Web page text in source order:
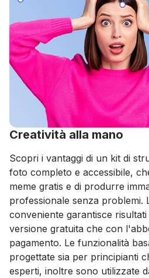
Creatività alla mano
⁠Scopri i vantaggi di un kit di
foto completo e accessibile,
meme gratis e di produrre
professionale senza problemi.
conveniente garantisce
versione gratuita che con
pagamento. Le funzionalità
progettate sia per principianti
esperti, inoltre sono utilizzate